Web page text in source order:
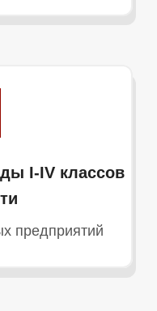
I-IV классов
предприятий